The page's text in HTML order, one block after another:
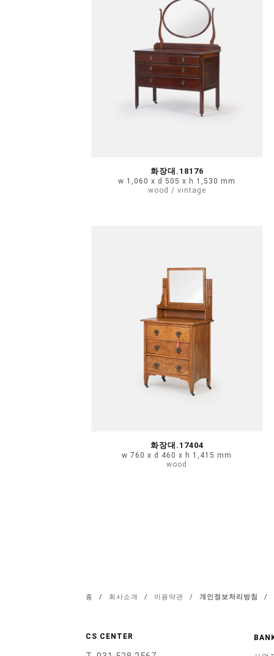
화장대.18176
w 1,060 x d 505 x h 1,530 mm
wood / vintage
화장대.17404
w 760 x d 460 x h 1,415 mm
wood
홈 / 회사소개 / 이용약관 / 개인정보처리방침 /
CS CENTER